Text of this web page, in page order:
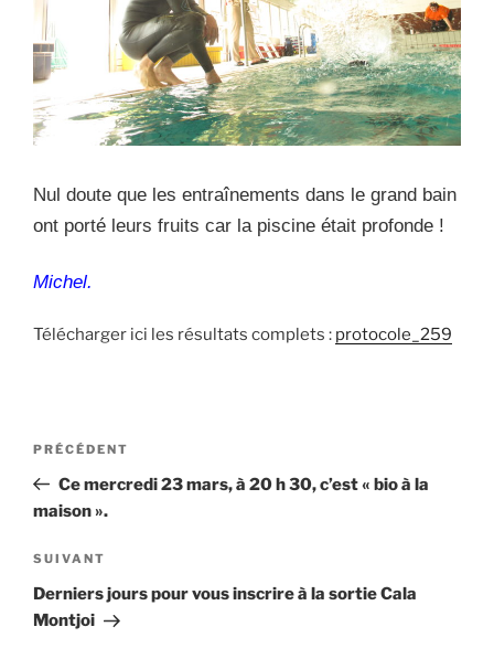
Nul doute que les entraînements dans le grand bain
ont porté leurs fruits car la piscine était profonde !
Michel.
Télécharger ici les résultats complets : protocole_259
Navigation
l’article
Article
précédent
PRÉCÉDENT
Ce mercredi 23 mars, à 20 h 30, c’est « bio à la
maison ».
Article
suivant
SUIVANT
Derniers jours pour vous inscrire à la sortie Cala
Montjoi